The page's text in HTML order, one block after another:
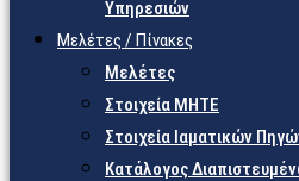
Υπηρεσιών
Μελέτες / Πίνακες
Μελέτες
Στοιχεία ΜΗΤΕ
Στοιχεία Ιαματικών
Κατάλογος